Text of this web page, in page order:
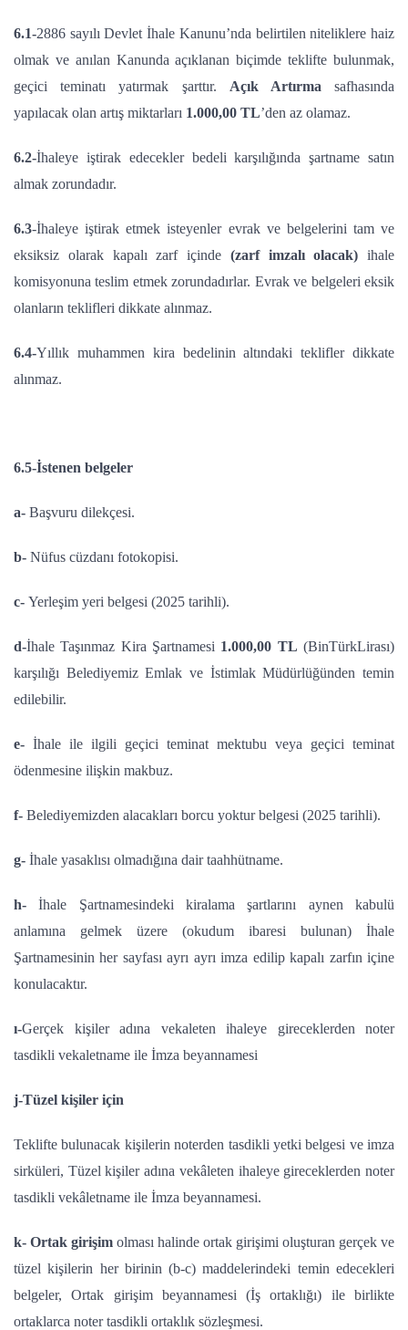
6.1-2886 sayılı Devlet İhale Kanunu’nda belirtilen niteliklere haiz
olmak ve anılan Kanunda açıklanan biçimde teklifte bulunmak,
geçici teminatı yatırmak şarttır. Açık Artırma safhasında
yapılacak olan artış miktarları 1.000,00 TL’den az olamaz.
6.2-İhaleye iştirak edecekler bedeli karşılığında şartname satın
almak zorundadır.
6.3-İhaleye iştirak etmek isteyenler evrak ve belgelerini tam ve
eksiksiz olarak kapalı zarf içinde (zarf imzalı olacak) ihale
komisyonuna teslim etmek zorundadırlar. Evrak ve belgeleri eksik
olanların teklifleri dikkate alınmaz.
6.4-Yıllık muhammen kira bedelinin altındaki teklifler dikkate
alınmaz.
6.5-İstenen belgeler
a- Başvuru dilekçesi.
b- Nüfus cüzdanı fotokopisi.
c- Yerleşim yeri belgesi (2025 tarihli).
d-İhale Taşınmaz Kira Şartnamesi 1.000,00 TL (BinTürkLirası)
karşılığı Belediyemiz Emlak ve İstimlak Müdürlüğünden temin
edilebilir.
e- İhale ile ilgili geçici teminat mektubu veya geçici teminat
ödenmesine ilişkin makbuz.
f- Belediyemizden alacakları borcu yoktur belgesi (2025 tarihli).
g- İhale yasaklısı olmadığına dair taahhütname.
h- İhale Şartnamesindeki kiralama şartlarını aynen kabulü
anlamına gelmek üzere (okudum ibaresi bulunan) İhale
Şartnamesinin her sayfası ayrı ayrı imza edilip kapalı zarfın içine
konulacaktır.
ı-Gerçek kişiler adına vekaleten ihaleye gireceklerden noter
tasdikli vekaletname ile İmza beyannamesi
j-Tüzel kişiler için
Teklifte bulunacak kişilerin noterden tasdikli yetki belgesi ve imza
sirküleri, Tüzel kişiler adına vekâleten ihaleye gireceklerden noter
tasdikli vekâletname ile İmza beyannamesi.
k- Ortak girişim olması halinde ortak girişimi oluşturan gerçek ve
tüzel kişilerin her birinin (b-c) maddelerindeki temin edecekleri
belgeler, Ortak girişim beyannamesi (İş ortaklığı) ile birlikte
ortaklarca noter tasdikli ortaklık sözleşmesi.